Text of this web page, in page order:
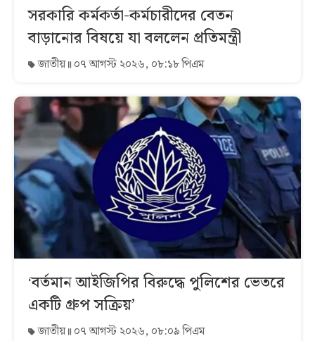
সরকারি কর্মকর্তা-কর্মচারীদের বেতন
বাড়ানোর বিষয়ে যা বললেন প্রতিমন্ত্রী
জাতীয় ০৭ আগস্ট ২০২৬, ০৮:১৮ পিএম
‘বর্তমান আইজিপির বিরুদ্ধে পুলিশের ভেতরে
একটি গ্রুপ সক্রিয়’
জাতীয় ০৭ আগস্ট ২০২৬, ০৮:০৯ পিএম